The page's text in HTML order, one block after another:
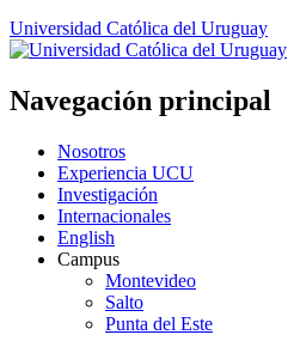
Universidad Católica del Uruguay
Navegación principal
Nosotros
Experiencia UCU
Investigación
Internacionales
English
Campus
Montevideo
Salto
Punta del Este